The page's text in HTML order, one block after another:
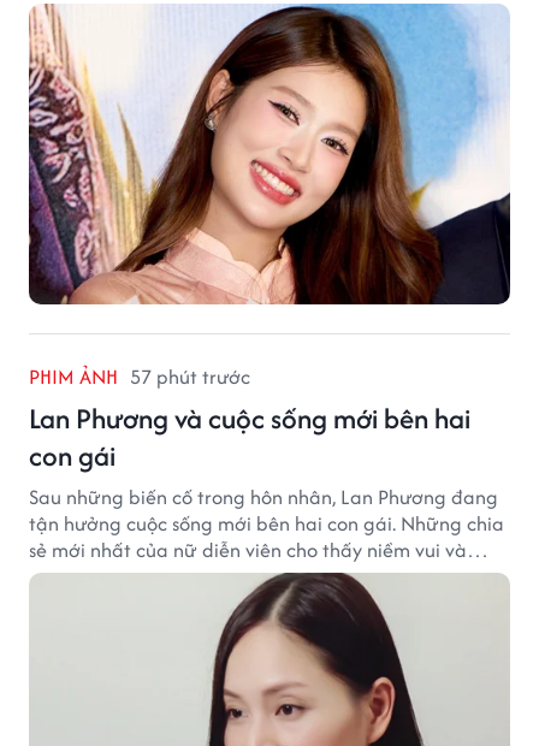
PHIM ẢNH 57 phút trước
Lan Phương và cuộc sống mới bên hai
con gái
Sau những biến cố trong hôn nhân, Lan Phương đang
tận hưởng cuộc sống mới bên hai con gái. Những chia
sẻ mới nhất của nữ diễn viên cho thấy niềm vui và
hạnh phúc hiện tại đến từ những điều bình dị mỗi